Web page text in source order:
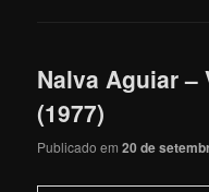
Nalva Aguiar –
(1977)
Publicado em20 de